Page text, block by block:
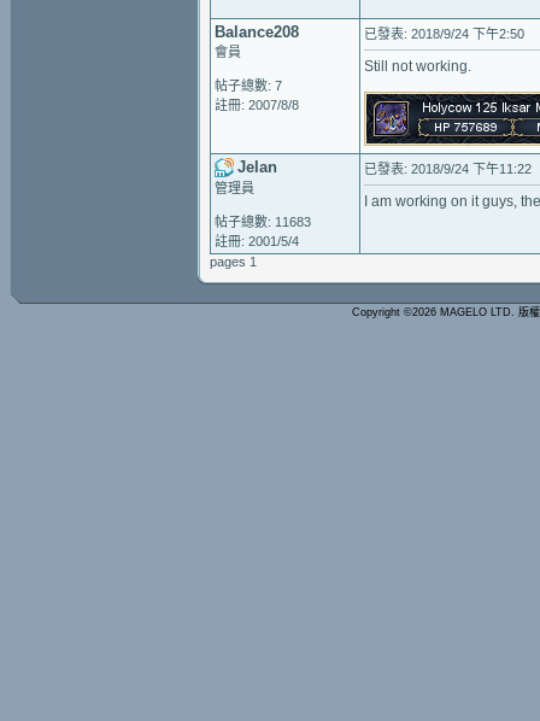
Balance208
會員
帖子總數: 7
註冊: 2007/8/8
已發表: 2018/9/24 下午2:50
Still not working.
Jelan
管理員
帖子總數: 11683
註冊: 2001/5/4
已發表: 2018/9/24 下午11:22
I am working on it guys,
pages 1
Copyright ©2026 MAGELO LTD. 版